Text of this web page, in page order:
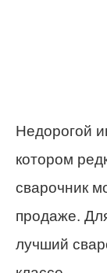
Недорогой
котором
сварочник
продаже.
лучший